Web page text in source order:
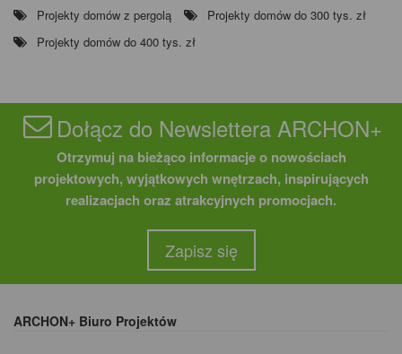
Projekty domów z pergolą
Projekty domów do 300 tys. zł
Projekty domów do 400 tys. zł
Dołącz do Newslettera ARCHON+
Otrzymuj na bieżąco informacje o nowościach
projektowych, wyjątkowych wnętrzach, inspirujących
realizacjach oraz atrakcyjnych promocjach.
Zapisz się
ARCHON+ Biuro Projektów